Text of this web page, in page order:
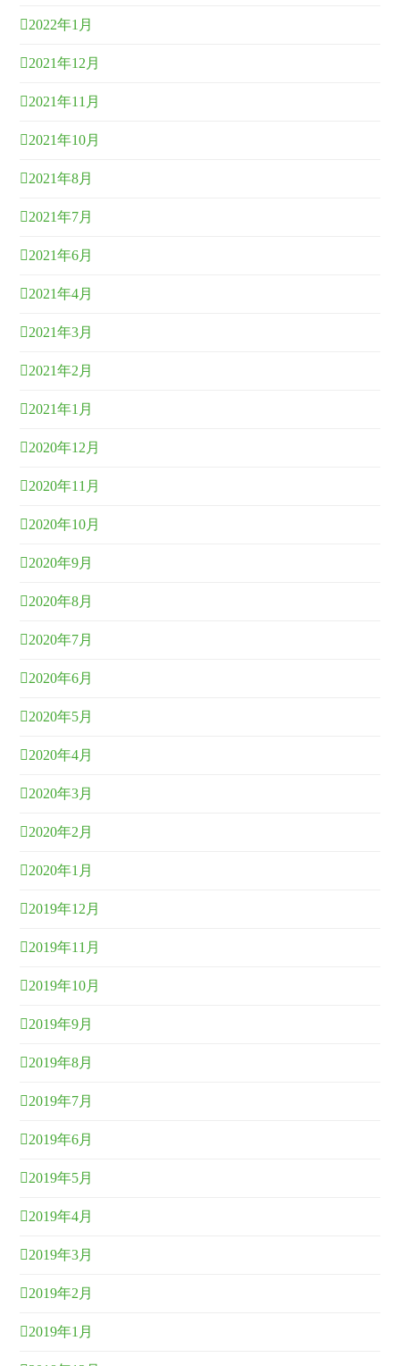
2022年1月
2021年12月
2021年11月
2021年10月
2021年8月
2021年7月
2021年6月
2021年4月
2021年3月
2021年2月
2021年1月
2020年12月
2020年11月
2020年10月
2020年9月
2020年8月
2020年7月
2020年6月
2020年5月
2020年4月
2020年3月
2020年2月
2020年1月
2019年12月
2019年11月
2019年10月
2019年9月
2019年8月
2019年7月
2019年6月
2019年5月
2019年4月
2019年3月
2019年2月
2019年1月